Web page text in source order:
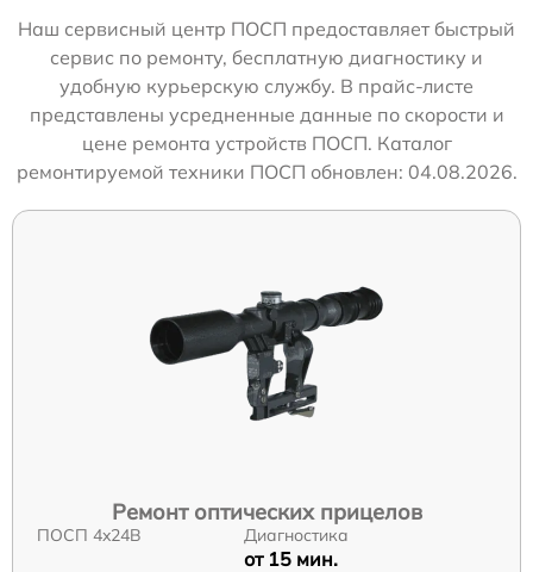
Наш сервисный центр ПОСП предоставляет быстрый
сервис по ремонту, бесплатную диагностику и
удобную курьерскую службу. В прайс-листе
представлены усредненные данные по скорости и
цене ремонта устройств ПОСП. Каталог
ремонтируемой техники ПОСП обновлен: 04.08.2026.
Ремонт оптических прицелов
ПОСП 4x24B Диагностика
от 15 мин.